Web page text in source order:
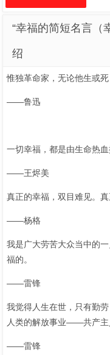
“幸福的简短名言（
绍
惟独革命家，无论他生或死
——鲁迅
一切幸福，都是由生命热血
——王烬美
真正的幸福，双目难见。
——杨格
我是广大劳苦大众当中的
福的。
——雷锋
我觉得人生在世，只有勤
人类的解放事业——共产主
——雷锋